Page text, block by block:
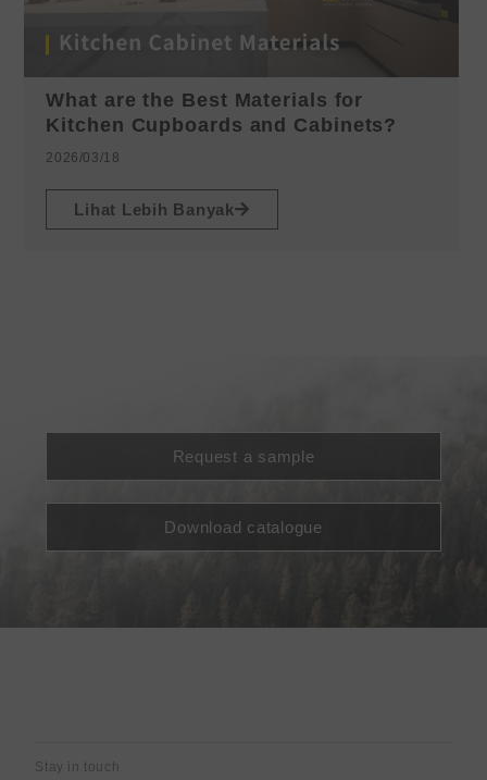
What are the Best Materials for
Kitchen Cupboards and Cabinets?
2026/03/18
Lihat Lebih Banyak
Request a sample
Download catalogue
Stay in touch